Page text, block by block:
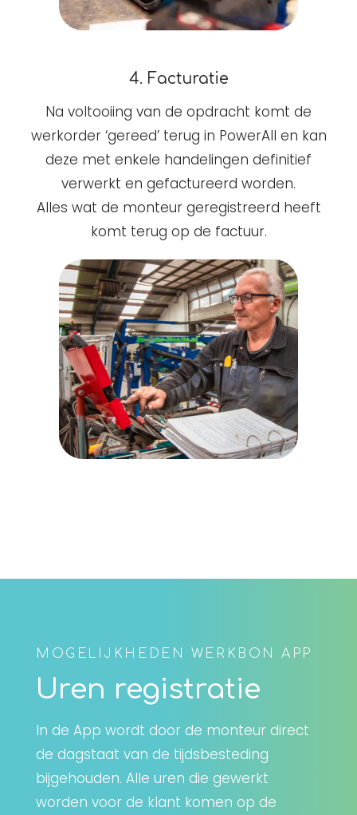
4. Facturatie
Na voltooiing van de opdracht komt de
werkorder ‘gereed’ terug in PowerAll en kan
deze met enkele handelingen definitief
verwerkt en gefactureerd worden.
Alles wat de monteur geregistreerd heeft
komt terug op de factuur.
MOGELIJKHEDEN WERKBON APP
Uren registratie
In de App wordt door de monteur direct
de dagstaat van de tijdsbesteding
bijgehouden. Alle uren die gewerkt
worden voor de klant komen op de